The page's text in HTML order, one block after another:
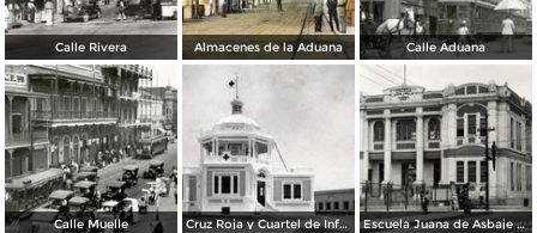
Calle Rivera Almacenes de la Aduana Calle Aduana
Calle Muelle Cruz Roja y Cuartel de Infantería Escuela Juana de Asbaje y Ramírez